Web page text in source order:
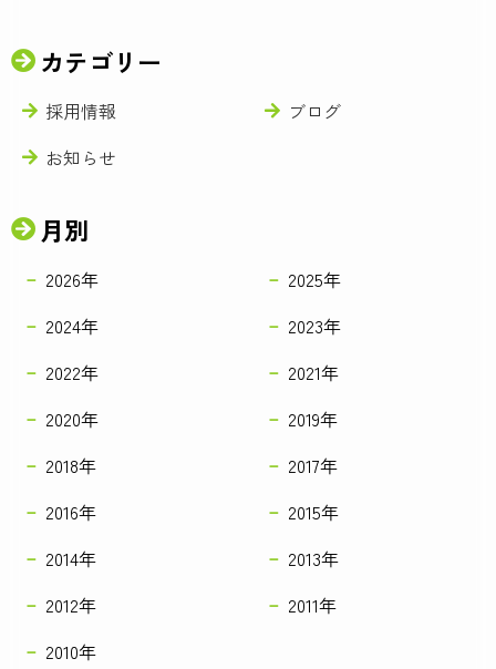
カテゴリー
採用情報
ブログ
お知らせ
月別
2026年
2025年
2024年
2023年
2022年
2021年
2020年
2019年
2018年
2017年
2016年
2015年
2014年
2013年
2012年
2011年
2010年